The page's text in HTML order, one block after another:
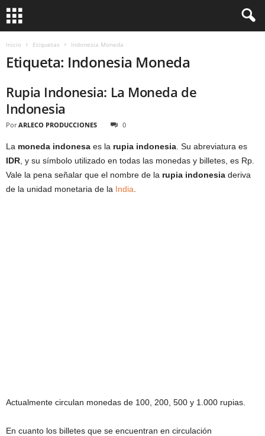
Inicio Etiquetas Indonesia Moneda
Etiqueta: Indonesia Moneda
Rupia Indonesia: La Moneda de
Indonesia
Por ARLECO PRODUCCIONES 0
La moneda indonesa es la rupia indonesia . Su abreviatura es
IDR , y su símbolo utilizado en todas las monedas y billetes, es Rp.
Vale la pena señalar que el nombre de la rupia indonesia deriva
de la unidad monetaria de la India
Actualmente circulan monedas de 100, 200, 500 y 1.000 rupias.
En cuanto los billetes que se encuentran en circulación